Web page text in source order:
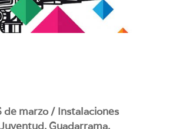
de marzo / Instalaciones
Guadarrama.